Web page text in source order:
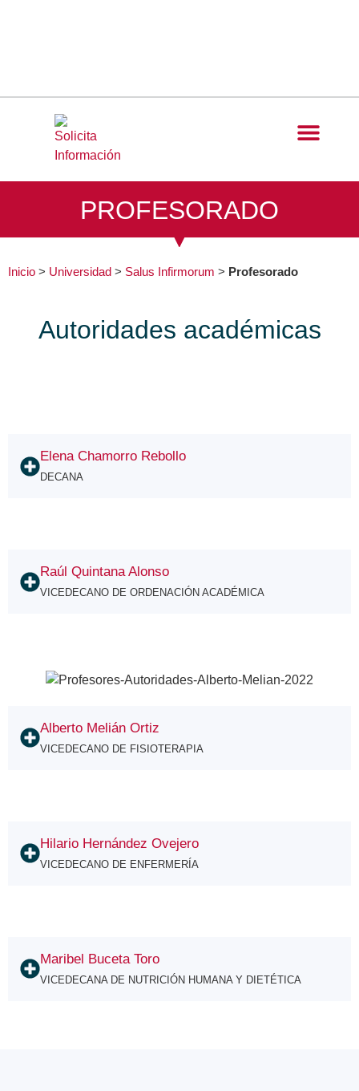
PROFESORADO
Inicio > Universidad > Salus Infirmorum > Profesorado
Autoridades académicas
Elena Chamorro Rebollo
DECANA
Raúl Quintana Alonso
VICEDECANO DE ORDENACIÓN ACADÉMICA
Alberto Melián Ortiz
VICEDECANO DE FISIOTERAPIA
Hilario Hernández Ovejero
VICEDECANO DE ENFERMERÍA
Maribel Buceta Toro
VICEDECANA DE NUTRICIÓN HUMANA Y DIETÉTICA